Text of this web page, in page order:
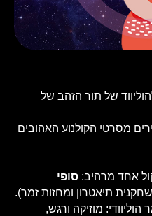
של תור הזהב של
מסרטי הקולנוע האהובים
אחד מרהיב: סופי
תיאטרון ומחזות זמר).
מוזיקה ורגש,